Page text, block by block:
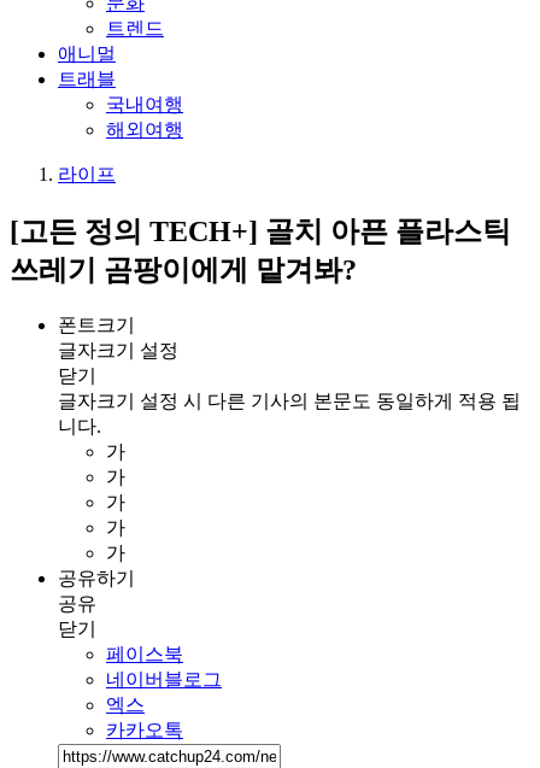
트렌드
애니멀
트래블
국내여행
해외여행
라이프
[고든 정의 TECH+] 골치 아픈 플라스틱
쓰레기 곰팡이에게 맡겨봐?
폰트크기
글자크기 설정
닫기
글자크기 설정 시 다른 기사의 본문도 동일하게 적용 됩
니다.
가
가
가
가
가
공유하기
공유
닫기
페이스북
네이버블로그
엑스
카카오톡